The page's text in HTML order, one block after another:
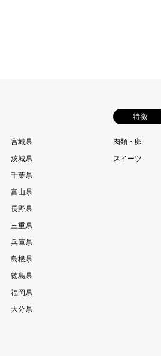
宮城県
茨城県
千葉県
富山県
長野県
三重県
兵庫県
島根県
徳島県
福岡県
大分県
特徴
肉類・卵
スイーツ